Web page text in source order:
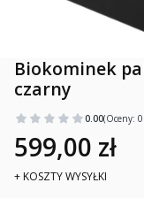
Biokominek
czarny
0.00(Oceny:
599,00 zł
+ KOSZTY WYSYŁKI